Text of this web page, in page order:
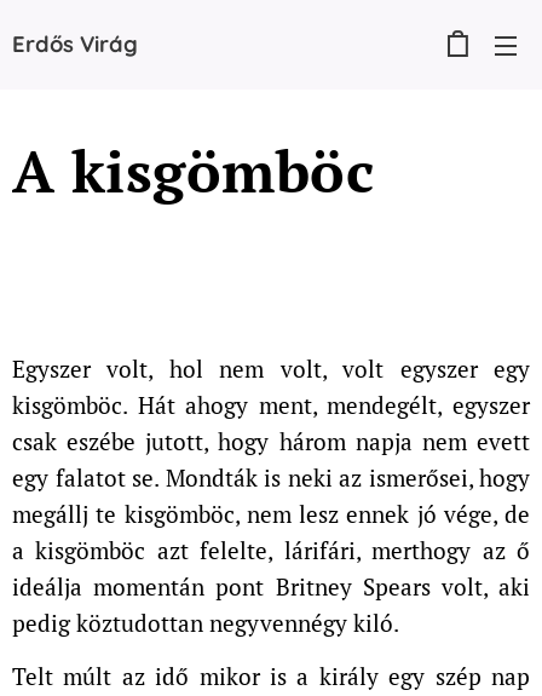
Erdős Virág
A kisgömböc
Egyszer volt, hol nem volt, volt egyszer egy
kisgömböc. Hát ahogy ment, mendegélt, egyszer
csak eszébe jutott, hogy három napja nem evett
egy falatot se. Mondták is neki az ismerősei, hogy
megállj te kisgömböc, nem lesz ennek jó vége, de
a kisgömböc azt felelte, lárifári, merthogy az ő
ideálja momentán pont Britney Spears volt, aki
pedig köztudottan negyvennégy kiló.
Telt múlt az idő mikor is a király egy szép nap